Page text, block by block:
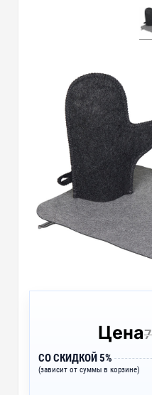
Цена
СО СКИДКОЙ 5%
(зависит от суммы в корзине)